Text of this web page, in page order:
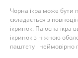
Чорна ікра може бути
складається з
ікринок. Паюсна ікра
ікринок з ніжною
паштету і